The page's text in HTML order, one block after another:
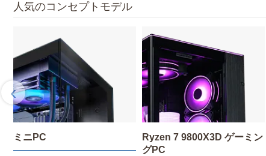
人気のコンセプトモデル
ミニPC
Ryzen 7 9800X3D ゲーミン
グPC
‹